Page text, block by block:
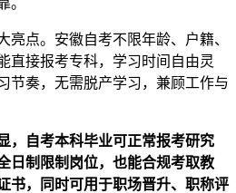
点。安徽自考不限年龄、户籍、
直接报考专科，学习时间自由灵
节奏，无需脱产学习，兼顾工作与
，自考本科毕业可正常报考研究
日制限制岗位，也能合规考取教
书，同时可用于职场晋升、职称评